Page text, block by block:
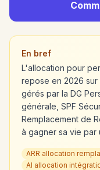
En bref
L'allocation pour
repose en 2026
gérés par la DG
générale, SPF
Remplacement de
à gagner sa vie par
ARR allocation
AI allocation